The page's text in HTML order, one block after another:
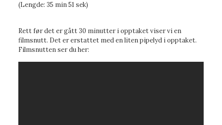
(Lengde: 35 min 51 sek)
Rett før det er gått 30 minutter i opptaket viser vi en
filmsnutt. Det er erstattet med en liten pipelyd i opptaket.
Filmsnutten ser du her: